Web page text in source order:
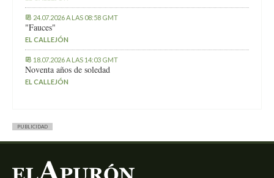
24.07.2026 A LAS 08:58 GMT
"Fauces"
EL CALLEJÓN
18.07.2026 A LAS 14:03 GMT
Noventa años de soledad
EL CALLEJÓN
PUBLICIDAD